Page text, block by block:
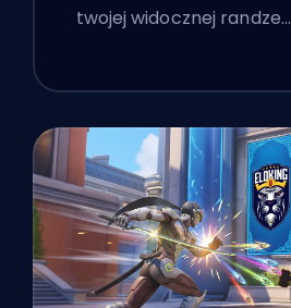
twojej widocznej randze…